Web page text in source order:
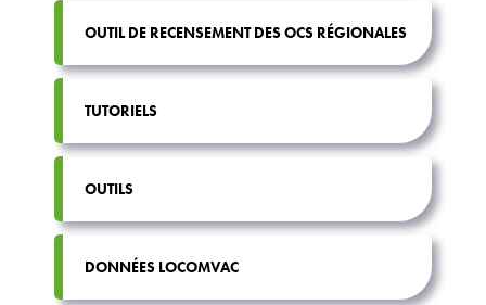
OUTIL DE RECENSEMENT DES OCS RÉGIONALES
TUTORIELS
OUTILS
DONNÉES LOCOMVAC